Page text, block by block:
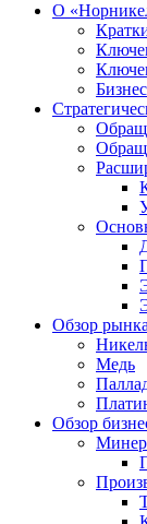
О
Обзор
Медь
Обзор